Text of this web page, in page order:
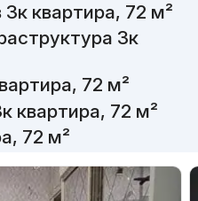
квартира, 72 м²
3к
72 м²
квартира, 72 м²
72 м²